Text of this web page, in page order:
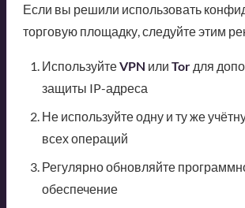
Если вы решили использовать
торговую площадку, следуйте этим
ИспользуйтеVPN или Torдля
защиты IP-адреса
Не используйте одну и ту же
всех операций
Регулярно обновляйте
обеспечение